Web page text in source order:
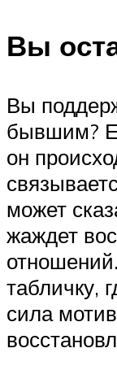
Вы
Вы
бывшим?
он
может
жаждет
табличку,
сила